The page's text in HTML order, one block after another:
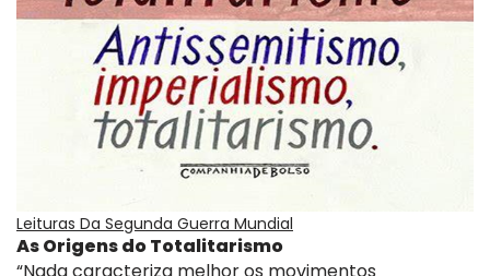
Leituras Da Segunda Guerra Mundial
As Origens do Totalitarismo